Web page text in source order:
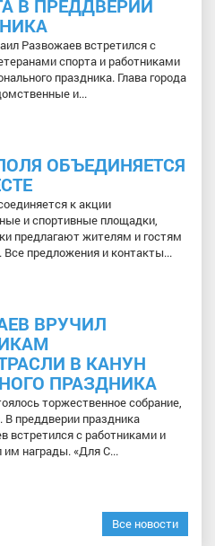
В ПРЕДДВЕРИИ
Развожаев встретился с
спорта и работниками
праздника. Глава города
и...
ОБЪЕДИНЯЕТСЯ
к акции
и спортивные площадки,
предлагают жителям и гостям
Все предложения и контакты...
ВРУЧИЛ
В КАНУН
ПРАЗДНИКА
торжественное собрание,
преддверии праздника
встретился с работниками и
им награды. «Для С...
Все новости